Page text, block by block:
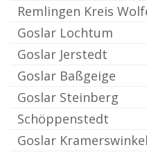
Remlingen Kreis
Goslar Lochtum
Goslar Jerstedt
Goslar Baßgeige
Goslar Steinberg
Schöppenstedt
Goslar Kramerswinkel